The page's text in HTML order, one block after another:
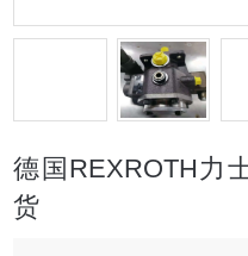
德国REXROTH力
货